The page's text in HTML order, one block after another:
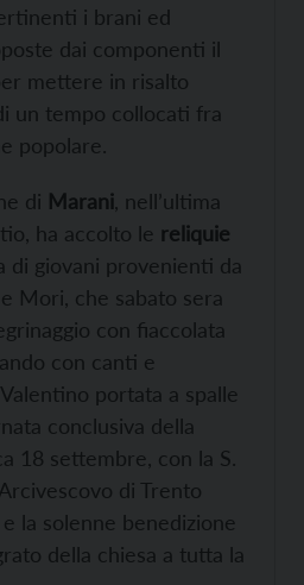
i brani ed
dai componenti il
mettere in risalto
un tempo collocati fra
popolare.
di Marani , nell’ultima
ha accolto le reliquie
di giovani provenienti da
Mori, che sabato sera
con fiaccolata
con canti e
portata a spalle
conclusiva della
18 settembre, con la S.
di Trento
e la solenne benedizione
della chiesa a tutta la